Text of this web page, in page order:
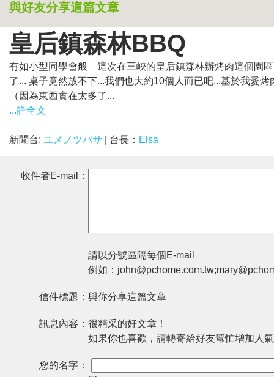
與好友分享這篇文章
皇后鎮森林BBQ
有如小型同學會般 這次在三峽的皇后鎮森林辦烤肉這個園
了... 桌子竟然放不下...我們也大約10個人而已吧...基於我
（因為東西實在太多了...
...詳全文
新聞台: ユメノツバサ | 台長： Elsa
收件者E-mail：
請以分號區隔每個E-mail
例如：
信件標題： 與你分享這篇文章
訊息內容： 很精采的好文章！
如果你也喜歡，請轉寄給好友幫忙增加人
您的名字：